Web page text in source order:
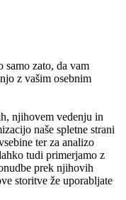
samo zato, da vam
z vašim osebnim
njihovem vedenju in
naše spletne strani
ter za analizo
tudi primerjamo z
prek njihovih
storitve že uporabljate